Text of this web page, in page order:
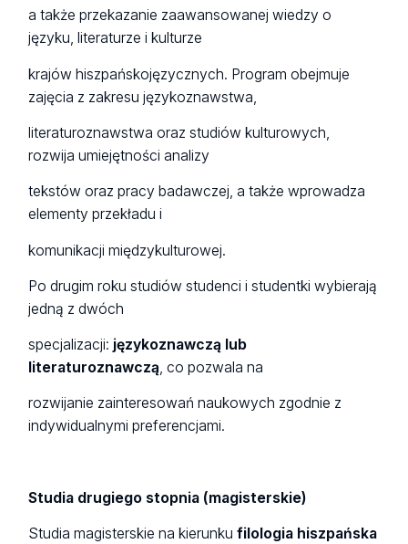
a także przekazanie zaawansowanej wiedzy o
języku, literaturze i kulturze
krajów hiszpańskojęzycznych. Program obejmuje
zajęcia z zakresu językoznawstwa,
literaturoznawstwa oraz studiów kulturowych,
rozwija umiejętności analizy
tekstów oraz pracy badawczej, a także wprowadza
elementy przekładu i
komunikacji międzykulturowej.
Po drugim roku studiów studenci i studentki wybierają
jedną z dwóch
specjalizacji: językoznawczą lub
literaturoznawczą, co pozwala na
rozwijanie zainteresowań naukowych zgodnie z
indywidualnymi preferencjami.
Studia drugiego stopnia (magisterskie)
Studia magisterskie na kierunkufilologia hiszpańska